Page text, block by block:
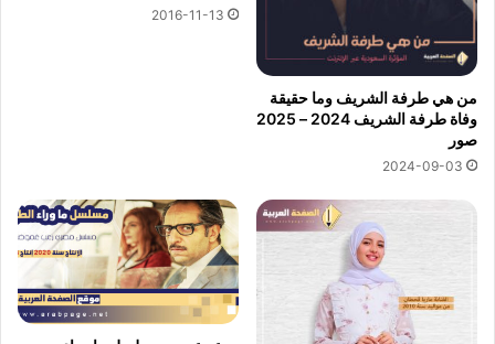
من هي طرفة الشريف وما حقيقة
وفاة طرفة الشريف 2024 – 2025
صور
2024-09-03
2016-11-13